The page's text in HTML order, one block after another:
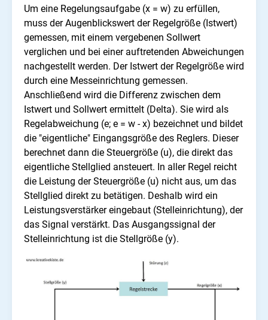
Um eine Regelungsaufgabe (x = w) zu erfüllen,
muss der Augenblickswert der Regelgröße (Istwert)
gemessen, mit einem vergebenen Sollwert
verglichen und bei einer auftretenden Abweichungen
nachgestellt werden. Der Istwert der Regelgröße wird
durch eine Messeinrichtung gemessen.
Anschließend wird die Differenz zwischen dem
Istwert und Sollwert ermittelt (Delta). Sie wird als
Regelabweichung (e; e = w - x) bezeichnet und bildet
die "eigentliche" Eingangsgröße des Reglers. Dieser
berechnet dann die Steuergröße (u), die direkt das
eigentliche Stellglied ansteuert. In aller Regel reicht
die Leistung der Steuergröße (u) nicht aus, um das
Stellglied direkt zu betätigen. Deshalb wird ein
Leistungsverstärker eingebaut (Stelleinrichtung), der
das Signal verstärkt. Das Ausgangssignal der
Stelleinrichtung ist die Stellgröße (y).